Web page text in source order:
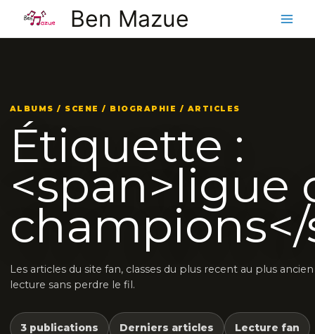
contenu
Ben Mazue
ALBUMS / SCENE / BIOGRAPHIE / ARTICLES
Étiquette :
<span>ligue
Les articles du site fan, classes du plus recent au plus
lecture sans perdre le fil.
3 publications Derniers articles Lecture fan